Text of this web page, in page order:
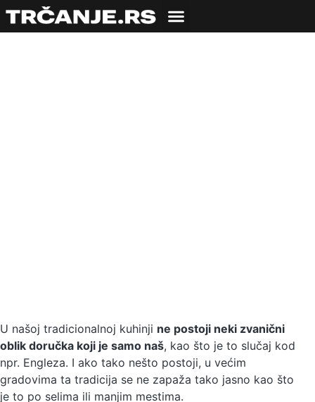
U našoj tradicionalnoj kuhinji ne postoji neki zvanični
oblik doručka koji je samo naš, kao što je to slučaj kod
npr. Engleza. I ako tako nešto postoji, u većim
gradovima ta tradicija se ne zapaža tako jasno kao što
je to po selima ili manjim mestima.